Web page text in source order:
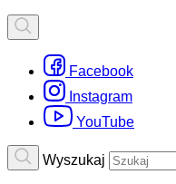
Facebook
Instagram
YouTube
Wyszukaj